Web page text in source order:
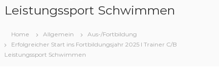
m
e
r
Leistungssport Schwimmen
Home Allgemein
Aus-/Fortbildung
Erfolgreicher Start ins Fortbildungsjahr 2025 I Trainer C/B
Leistungssport Schwimmen